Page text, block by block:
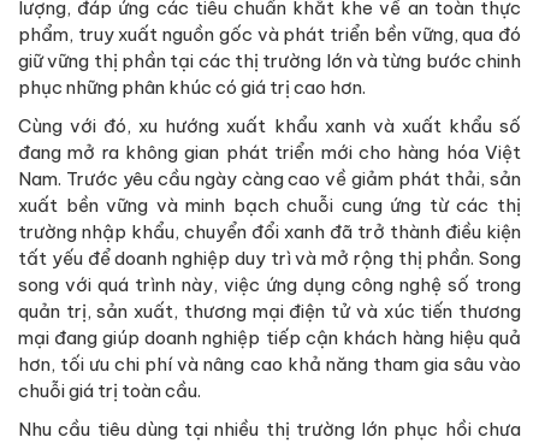
lượng, đáp ứng các tiêu chuẩn khắt khe về an toàn thực
phẩm, truy xuất nguồn gốc và phát triển bền vững, qua đó
giữ vững thị phần tại các thị trường lớn và từng bước chinh
phục những phân khúc có giá trị cao hơn.
Cùng với đó, xu hướng xuất khẩu xanh và xuất khẩu số
đang mở ra không gian phát triển mới cho hàng hóa Việt
Nam. Trước yêu cầu ngày càng cao về giảm phát thải, sản
xuất bền vững và minh bạch chuỗi cung ứng từ các thị
trường nhập khẩu, chuyển đổi xanh đã trở thành điều kiện
tất yếu để doanh nghiệp duy trì và mở rộng thị phần. Song
song với quá trình này, việc ứng dụng công nghệ số trong
quản trị, sản xuất, thương mại điện tử và xúc tiến thương
mại đang giúp doanh nghiệp tiếp cận khách hàng hiệu quả
hơn, tối ưu chi phí và nâng cao khả năng tham gia sâu vào
chuỗi giá trị toàn cầu.
Nhu cầu tiêu dùng tại nhiều thị trường lớn phục hồi chưa